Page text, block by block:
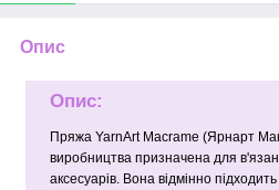
Опис
Опис:
Пряжа YarnArt Macrame (Ярнарт
виробництва призначена для
аксесуарів. Вона відмінно